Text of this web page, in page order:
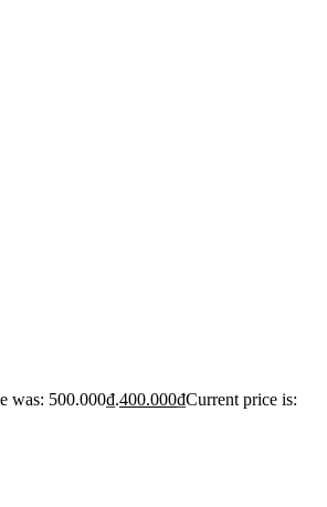
was: 500.000₫.400.000₫Current price is: